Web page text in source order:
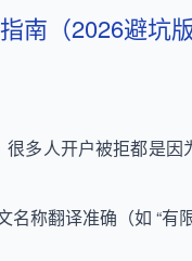
南（2026避坑
多人开户被拒都是因
称翻译准确（如 “有